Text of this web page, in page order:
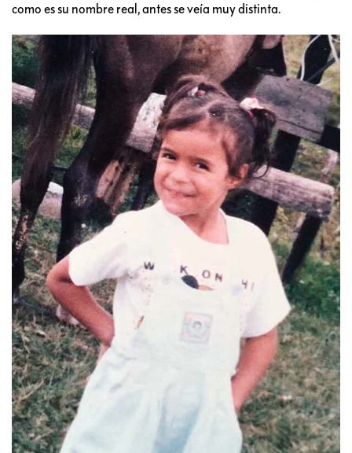
como es su nombre real, antes se veía muy distinta.